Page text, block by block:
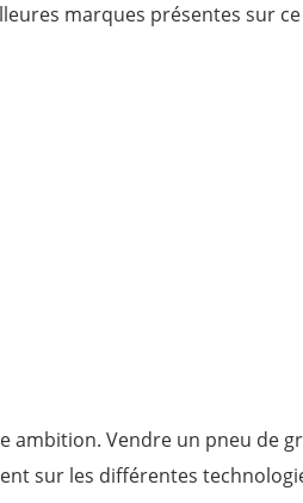
marques présentes sur
ambition. Vendre un pneu de
sur les différentes